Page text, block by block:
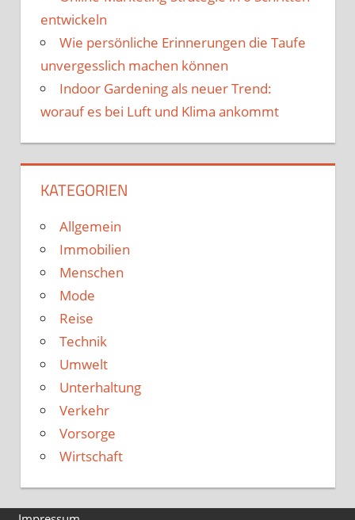
entwickeln
Wie persönliche Erinnerungen die Taufe
unvergesslich machen können
Indoor Gardening als neuer Trend:
worauf es bei Luft und Klima ankommt
KATEGORIEN
Allgemein
Immobilien
Menschen
Mode
Reise
Technik
Umwelt
Unterhaltung
Verkehr
Vorsorge
Wirtschaft